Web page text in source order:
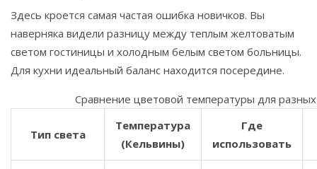
Здесь кроется самая частая ошибка новичков. Вы
наверняка видели разницу между теплым желтоватым
светом гостиницы и холодным белым светом больницы.
Для кухни идеальный баланс находится посередине.
Сравнение цветовой температуры для
Тип света
Температура
(Кельвины)
Где
использовать